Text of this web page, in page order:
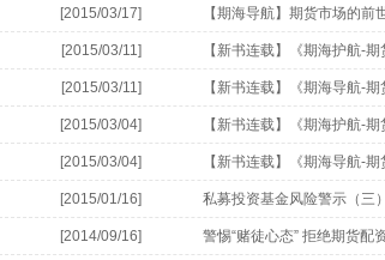
[2015/03/17] 【期海导航】期货市场的
[2015/03/11] 【新书连载】《期海护航-
[2015/03/11] 【新书连载】《期海导航-期
[2015/03/04] 【新书连载】《期海护航-
[2015/03/04] 【新书连载】《期海导航-期
[2015/01/16] 私募投资基金风险警示（三
[2014/09/16] 警惕“赌徒心态” 拒绝期货配